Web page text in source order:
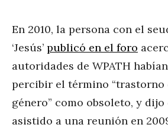
En 2010, la persona con el
‘Jesús’ publicó en el foro
autoridades de WPATH
percibir el término “trastorno
género” como obsoleto, y dijo
asistido a una reunión en